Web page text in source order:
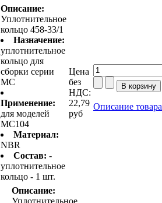
Описание:
Уплотнительное
кольцо 458-33/1
Назначение:
уплотнительное
кольцо для
сборки серии
MС
Применение:
для моделей
MC104
Материал:
NBR
Состав: -
уплотнительное
кольцо - 1 шт.
Цена
без
НДС:
22,79
руб
Описание товара
Описание:
Уплотнительное